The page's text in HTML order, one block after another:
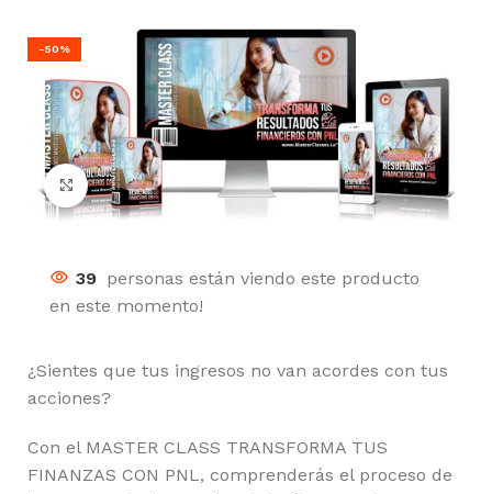
-50%
Click para agrandar
39 personas están viendo este producto
en este momento!
¿Sientes que tus ingresos no van acordes con tus
acciones?
Con el MASTER CLASS TRANSFORMA TUS
FINANZAS CON PNL, comprenderás el proceso de